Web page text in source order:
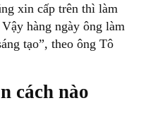
xin cấp trên thì làm
hàng ngày ông làm
tạo”, theo ông Tô
cách nào